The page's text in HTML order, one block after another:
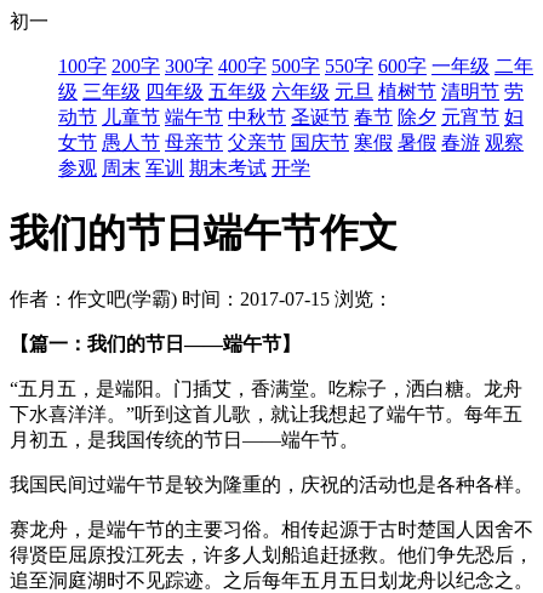
初一
100字 200字 300字 400字 500字 550字 600字 一年级 二年
级 三年级 四年级 五年级 六年级 元旦 植树节 清明节 劳
动节 儿童节 端午节 中秋节 圣诞节 春节 除夕 元宵节 妇
女节 愚人节 母亲节 父亲节 国庆节 寒假 暑假 春游 观察
参观 周末 军训 期末考试 开学
我们的节日端午节作文
作者：作文吧(学霸) 时间：2017-07-15 浏览：
【篇一：我们的节日——端午节】
“五月五，是端阳。门插艾，香满堂。吃粽子，洒白糖。龙舟
下水喜洋洋。”听到这首儿歌，就让我想起了端午节。每年五
月初五，是我国传统的节日——端午节。
我国民间过端午节是较为隆重的，庆祝的活动也是各种各样。
赛龙舟，是端午节的主要习俗。相传起源于古时楚国人因舍不
得贤臣屈原投江死去，许多人划船追赶拯救。他们争先恐后，
追至洞庭湖时不见踪迹。之后每年五月五日划龙舟以纪念之。